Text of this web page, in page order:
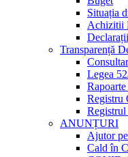
Situația
Achizitii
Transparență
Legea
Registru
Registrul
ANUNȚURI
Ajutor
Cald în